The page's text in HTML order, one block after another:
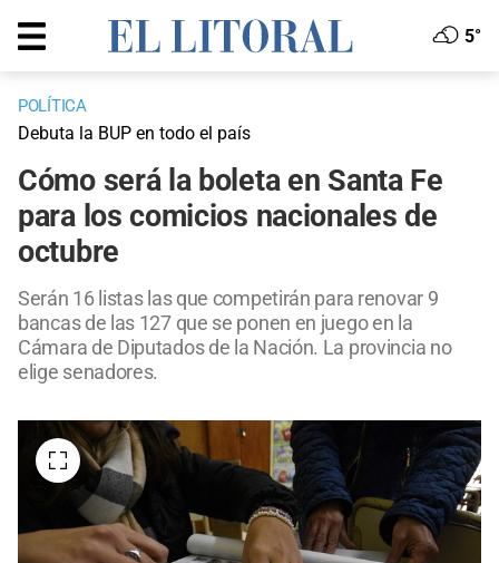
5°
POLÍTICA
Debuta la BUP en todo el país
Cómo será la boleta en Santa Fe
para los comicios nacionales de
octubre
Serán 16 listas las que competirán para renovar 9
bancas de las 127 que se ponen en juego en la
Cámara de Diputados de la Nación. La provincia no
elige senadores.